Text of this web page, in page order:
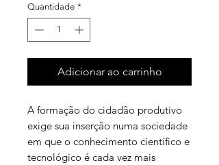
Quantidade *
Adicionar ao carrinho
A formação do cidadão produtivo
exige sua inserção numa sociedade
em que o conhecimento científico e
tecnológico é cada vez mais